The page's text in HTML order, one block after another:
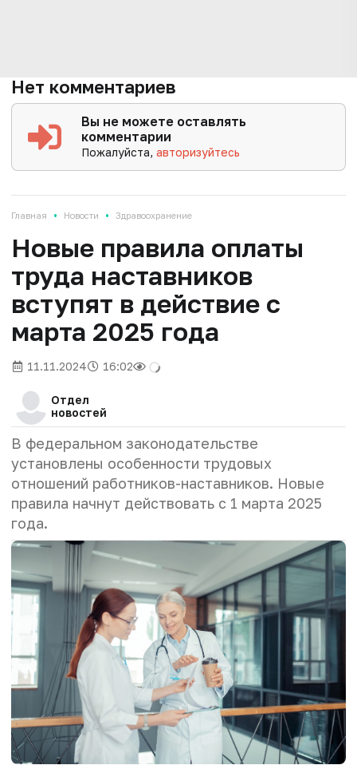
Нет комментариев
Вы не можете оставлять
комментарии
Пожалуйста,авторизуйтесь
Главная • Новости • Здравоохранение
Новые правила оплаты
труда наставников
вступят в действие с
марта 2025 года
11.11.2024 16:02
Отдел
новостей
В федеральном законодательстве
установлены особенности трудовых
отношений работников-наставников. Новые
правила начнут действовать с 1 марта 2025
года.